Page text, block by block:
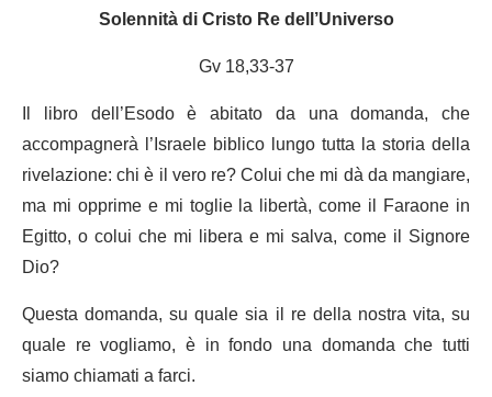
Solennità di Cristo Re dell’Universo
Gv 18,33-37
Il libro dell’Esodo è abitato da una domanda, che
accompagnerà l’Israele biblico lungo tutta la storia della
rivelazione: chi è il vero re? Colui che mi dà da mangiare,
ma mi opprime e mi toglie la libertà, come il Faraone in
Egitto, o colui che mi libera e mi salva, come il Signore
Dio?
Questa domanda, su quale sia il re della nostra vita, su
quale re vogliamo, è in fondo una domanda che tutti
siamo chiamati a farci.